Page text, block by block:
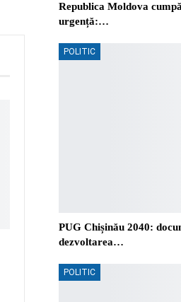
Republica Moldova
urgență:…
POLITIC
PUG Chișinău 2040:
dezvoltarea…
POLITIC